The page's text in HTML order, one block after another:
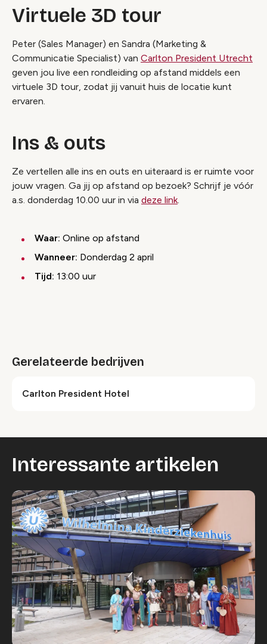
Virtuele 3D tour
Peter (Sales Manager) en Sandra (Marketing &
Communicatie Specialist) van Carlton President Utrecht
geven jou live een rondleiding op afstand middels een
virtuele 3D tour, zodat jij vanuit huis de locatie kunt
ervaren.
Ins & outs
Ze vertellen alle ins en outs en uiteraard is er ruimte voor
jouw vragen. Ga jij op afstand op bezoek? Schrijf je vóór
a.s. donderdag 10.00 uur in via deze link
Waar: Online op afstand
Wanneer: Donderdag 2 april
Tijd: 13:00 uur
Gerelateerde bedrijven
Carlton President Hotel
Interessante artikelen